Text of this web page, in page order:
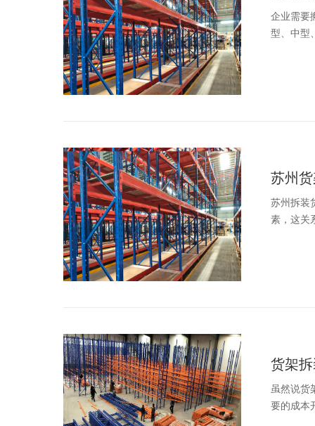
企业需要
型、中型
苏州
苏州拆装
素，这关
货架
虽然说货
要的成本